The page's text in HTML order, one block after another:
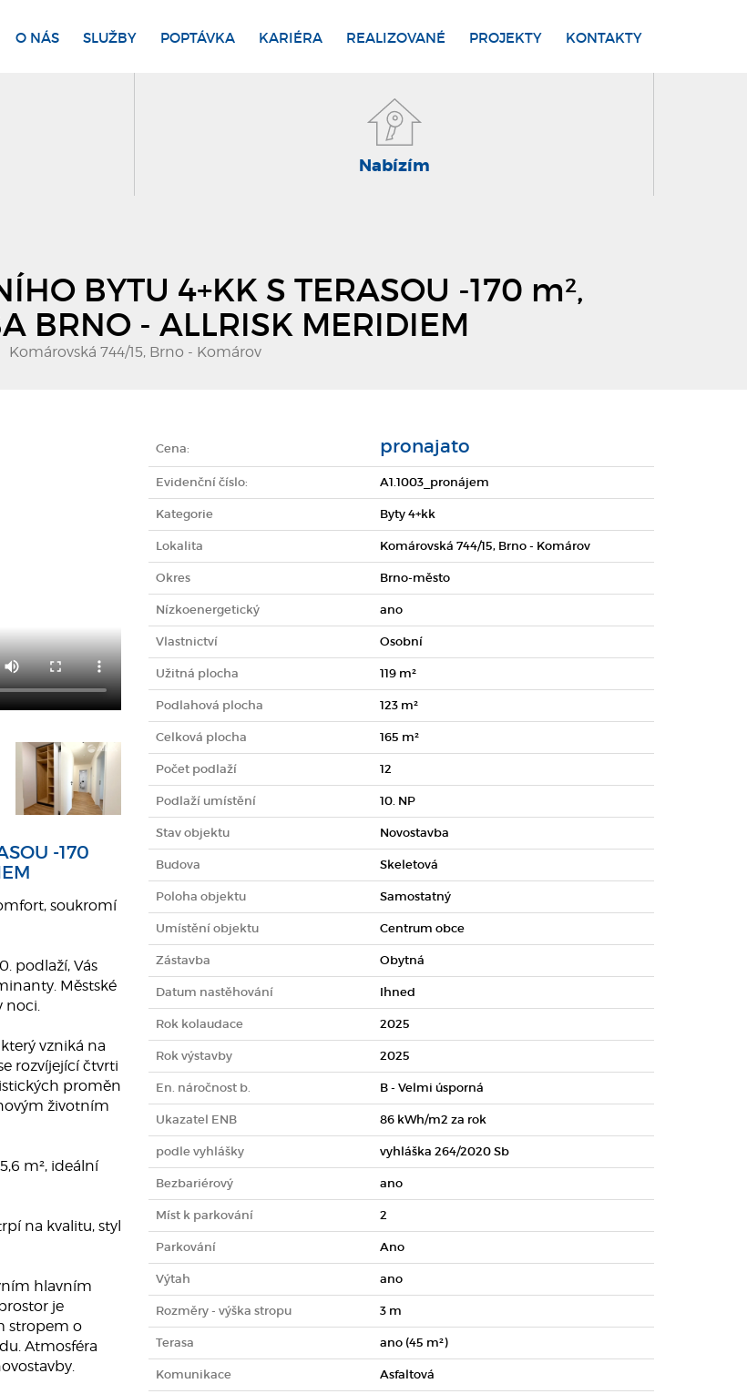
O NÁS SLUŽBY POPTÁVKA KARIÉRA REALIZOVANÉ PROJEKTY KONTAKTY
Nabízím
BYTU 4+KK S TERASOU -170 m²,
BRNO - ALLRISK MERIDIEM
Komárovská 744/15, Brno - Komárov
-170
soukromí
podlaží, Vás
Městské
noci.
vzniká na
rozvíjející čtvrti
proměn
životním
m², ideální
na kvalitu, styl
hlavním
je
stropem o
Atmosféra
Cena: pronajato
Evidenční číslo: A1.1003_pronájem
Kategorie Byty 4+kk
Lokalita Komárovská 744/15, Brno - Komárov
Okres Brno-město
Nízkoenergetický ano
Vlastnictví Osobní
Užitná plocha 119 m²
Podlahová plocha 123 m²
Celková plocha 165 m²
Počet podlaží 12
Podlaží umístění 10. NP
Stav objektu Novostavba
Budova Skeletová
Poloha objektu Samostatný
Umístění objektu Centrum obce
Zástavba Obytná
Datum nastěhování Ihned
Rok kolaudace 2025
Rok výstavby 2025
En. náročnost b. B - Velmi úsporná
Ukazatel ENB 86 kWh/m2 za rok
podle vyhlášky vyhláška 264/2020 Sb
Bezbariérový ano
Míst k parkování 2
Parkování Ano
Výtah ano
Rozměry - výška stropu 3 m
Terasa ano (45 m²)
Komunikace Asfaltová